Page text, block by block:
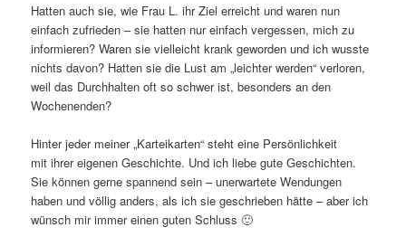
Hatten auch sie, wie Frau L. ihr Ziel erreicht und waren nun
einfach zufrieden – sie hatten nur einfach vergessen, mich zu
informieren? Waren sie vielleicht krank geworden und ich wusste
nichts davon? Hatten sie die Lust am „leichter werden“ verloren,
weil das Durchhalten oft so schwer ist, besonders an den
Wochenenden?
Hinter jeder meiner „Karteikarten“ steht eine Persönlichkeit
mit ihrer eigenen Geschichte. Und ich liebe gute Geschichten.
Sie können gerne spannend sein – unerwartete Wendungen
haben und völlig anders, als ich sie geschrieben hätte – aber ich
wünsch mir immer einen guten Schluss 🙂